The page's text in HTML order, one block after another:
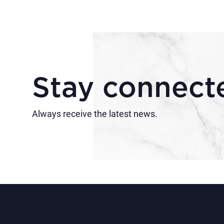
Stay
Always receive the latest news.